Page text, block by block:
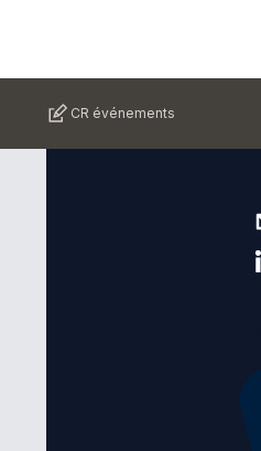
CR événements